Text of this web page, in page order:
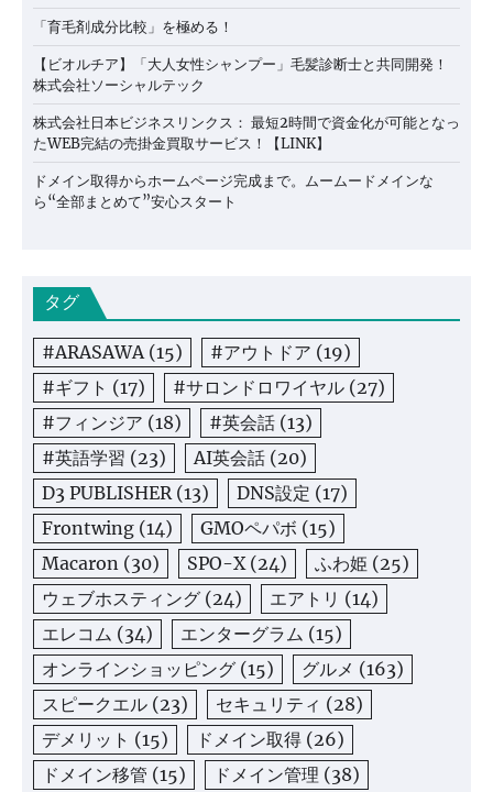
「育毛剤成分比較」を極める！
【ビオルチア】「大人女性シャンプー」毛髪診断士と共同開発！
株式会社ソーシャルテック
株式会社日本ビジネスリンクス： 最短2時間で資金化が可能となっ
たWEB完結の売掛金買取サービス！【LINK】
ドメイン取得からホームページ完成まで。ムームードメインな
ら“全部まとめて”安心スタート
タグ
#ARASAWA (15) #アウトドア (19)
#ギフト (17) #サロンドロワイヤル (27)
#フィンジア (18) #英会話 (13)
#英語学習 (23) AI英会話 (20)
D3 PUBLISHER (13) DNS設定 (17)
Frontwing (14) GMOペパボ (15)
Macaron (30) SPO-X (24) ふわ姫 (25)
ウェブホスティング (24) エアトリ (14)
エレコム (34) エンターグラム (15)
オンラインショッピング (15) グルメ (163)
スピークエル (23) セキュリティ (28)
デメリット (15) ドメイン取得 (26)
ドメイン移管 (15) ドメイン管理 (38)